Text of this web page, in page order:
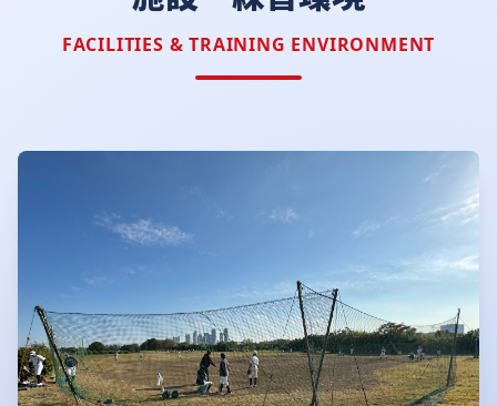
FACILITIES & TRAINING ENVIRONMENT